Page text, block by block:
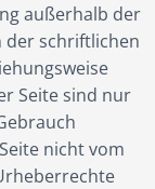
außerhalb der
der schriftlichen
Seite sind nur
nicht vom